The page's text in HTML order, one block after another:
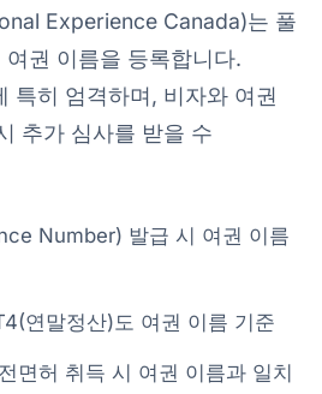
Experience Canada)는 풀
권 이름을 등록합니다.
특히 엄격하며, 비자와 여권
추가 심사를 받을 수
Number) 발급 시 여권 이름
연말정산)도 여권 이름 기준
면허 취득 시 여권 이름과 일치